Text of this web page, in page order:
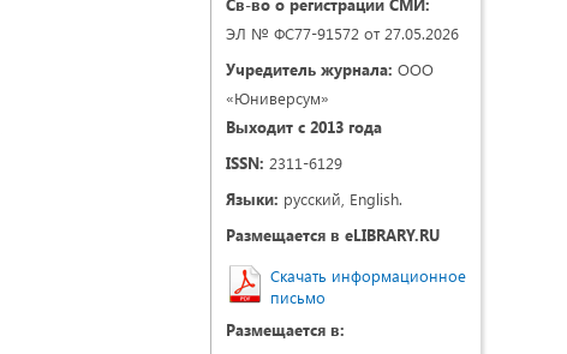
Св-во о регистрации СМИ:
ЭЛ № ФС77-91572 от 27.05.2026
Учредитель журнала: ООО
«Юниверсум»
Выходит с 2013 года
ISSN: 2311-6129
Языки: русский, English.
Размещается в eLIBRARY.RU
Скачать информационное
письмо
Размещается в: